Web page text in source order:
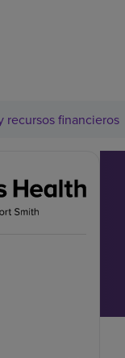
recursos financieros